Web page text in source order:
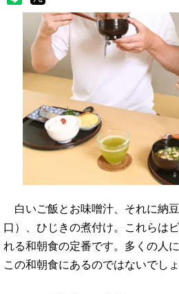
白いご飯とお味噌汁、それに納
口）、ひじきの煮付け。これらは
れる和朝食の定番です。多くの人
この和朝食にあるのではないでし